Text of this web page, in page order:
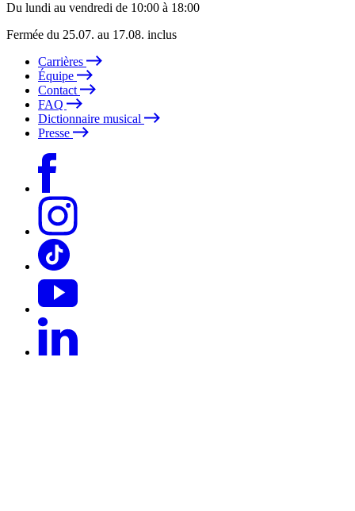
Du lundi au vendredi de 10:00 à 18:00
Fermée du 25.07. au 17.08. inclus
Carrières
Équipe
Contact
FAQ
Dictionnaire musical
Presse